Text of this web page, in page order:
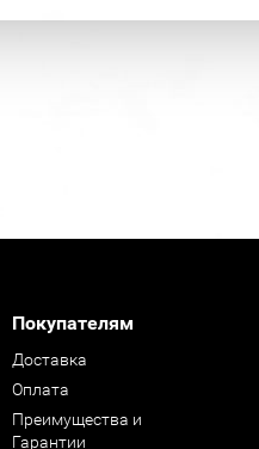
Покупателям
Доставка
Оплата
Преимущества и
Гарантии